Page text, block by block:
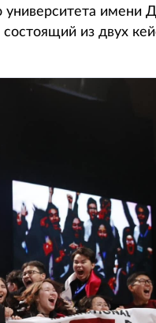
университета имени
из двух